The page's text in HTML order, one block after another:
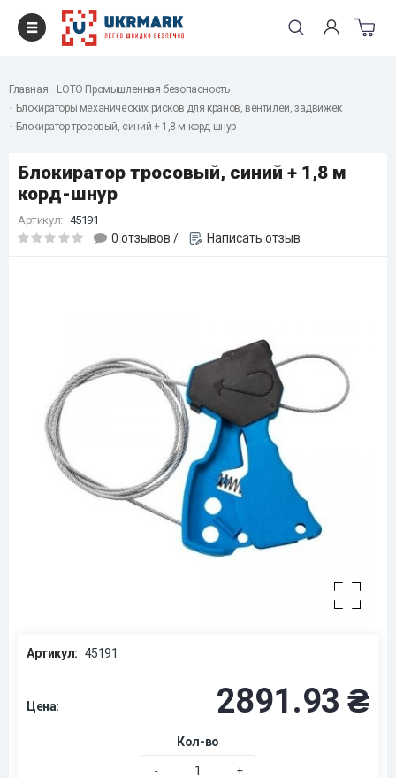
Главная
LOTO Промышленная безопасность
Блокираторы механических рисков для кранов, вентилей, задвижек
Блокиратор тросовый, синий + 1,8 м корд-шнур
Блокиратор тросовый, синий + 1,8 м
корд-шнур
Артикул: 45191
0 отзывов / Написать отзыв
Артикул: 45191
Цена: 2891.93 ₴
Кол-во
- +